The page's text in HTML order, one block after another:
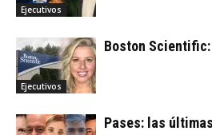
Ejecutivos
Ejecutivos
Boston
Pases: las